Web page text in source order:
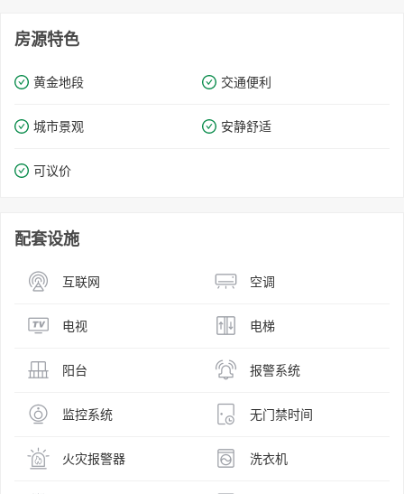
房源特色
黄金地段 交通便利
城市景观 安静舒适
可议价
配套设施
互联网 空调
电视 电梯
阳台 报警系统
监控系统 无门禁时间
火灾报警器 洗衣机